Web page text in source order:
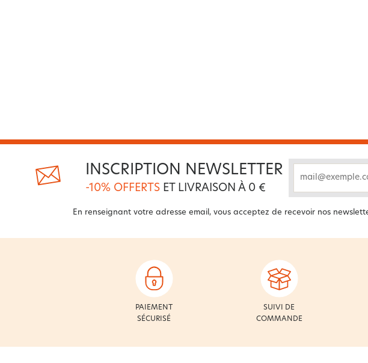
INSCRIPTION NEWSLETTER
-10% OFFERTS ET LIVRAISON À 0 €
En renseignant votre adresse email, vous acceptez de recevoir nos
PAIEMENT
SÉCURISÉ
SUIVI DE
COMMANDE